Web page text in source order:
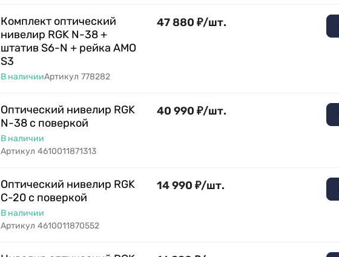
Комплект оптический
нивелир RGK N-38 +
штатив S6-N + рейка AMO
S3
В наличииАртикул 778282
47 880 ₽/шт.
Оптический нивелир RGK
N-38 с поверкой
В наличии
Артикул 4610011871313
40 990 ₽/шт.
Оптический нивелир RGK
C-20 с поверкой
В наличии
Артикул 4610011870552
14 990 ₽/шт.